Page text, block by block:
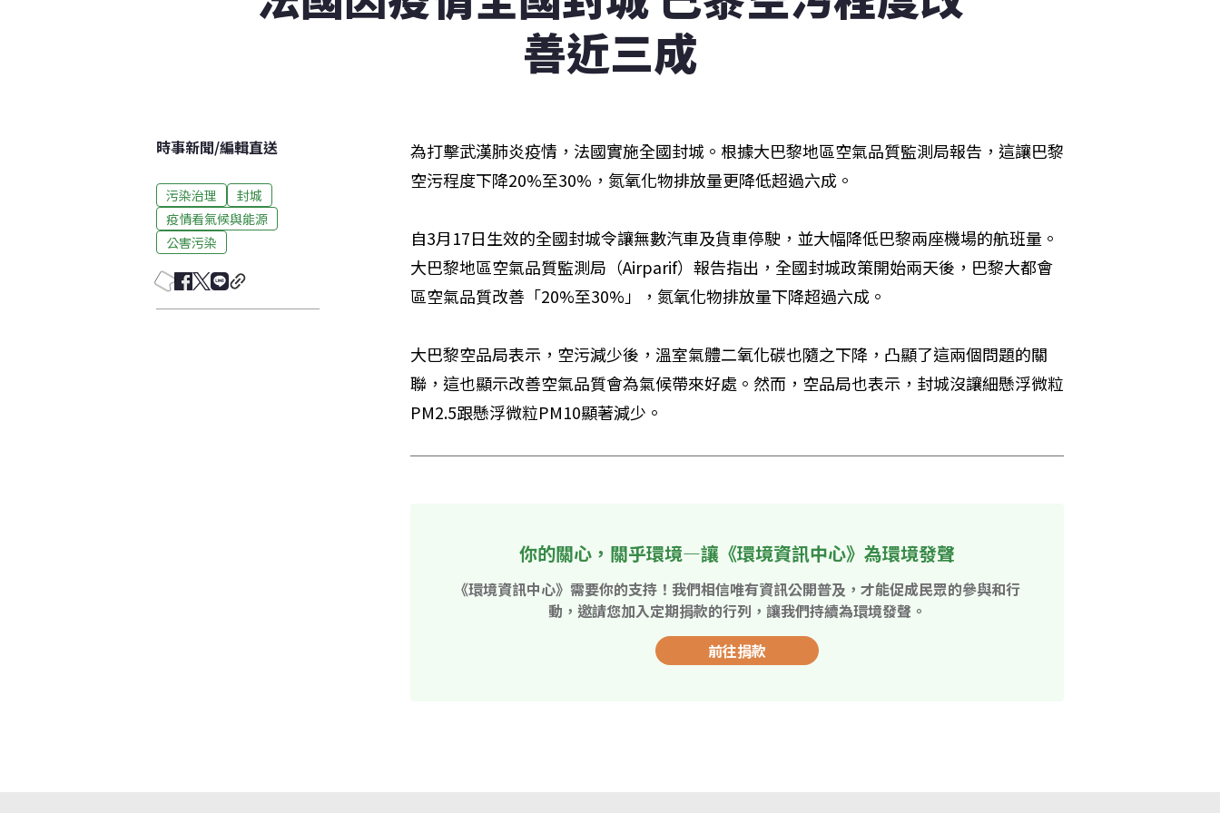
善近三成
時事新聞/編輯直送
污染治理
封城
疫情看氣候與能源
公害污染
為打擊武漢肺炎疫情，法國實施全國封城。根據大巴黎地區空氣品質監測局報告，這讓巴黎
空污程度下降20%至30%，氮氧化物排放量更降低超過六成。
自3月17日生效的全國封城令讓無數汽車及貨車停駛，並大幅降低巴黎兩座機場的航班量。
大巴黎地區空氣品質監測局（Airparif）報告指出，全國封城政策開始兩天後，巴黎大都會
區空氣品質改善「20%至30%」，氮氧化物排放量下降超過六成。
大巴黎空品局表示，空污減少後，溫室氣體二氧化碳也隨之下降，凸顯了這兩個問題的關
聯，這也顯示改善空氣品質會為氣候帶來好處。然而，空品局也表示，封城沒讓細懸浮微粒
PM2.5跟懸浮微粒PM10顯著減少。
你的關心，關乎環境—讓《環境資訊中心》為環境發聲
《環境資訊中心》需要你的支持！我們相信唯有資訊公開普及，才能促成民眾的參與和行
動，邀請您加入定期捐款的行列，讓我們持續為環境發聲。
前往捐款